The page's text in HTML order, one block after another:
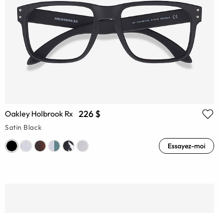
Oakley Holbrook Rx 226 $
Satin Black
Essayez-moi